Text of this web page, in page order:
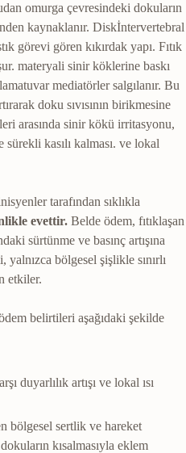
omurga çevresindeki dokuların
kaynaklanır. Diskİntervertebral
görevi gören kıkırdak yapı. Fıtık
materyali sinir köklerine baskı
mediatörler salgılanır. Bu
doku sıvısının birikmesine
arasında sinir kökü irritasyonu,
sürekli kasılı kalması. ve lokal
tarafından sıklıkla
evettir. Belde ödem, fıtıklaşan
sürtünme ve basınç artışına
yalnızca bölgesel şişlikle sınırlı
etkiler.
belirtileri aşağıdaki şekilde
duyarlılık artışı ve lokal ısı
bölgesel sertlik ve hareket
kısalmasıyla eklem